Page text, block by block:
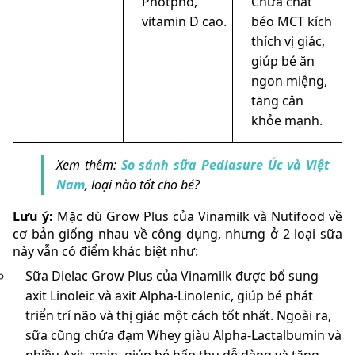
vitamin D cao.
béo MCT kích
thích vị giác,
giúp bé ăn
ngon miệng,
tăng cân
khỏe mạnh.
Xem thêm: So sánh sữa Pediasure Úc và Việt
Nam, loại nào tốt cho bé?
Lưu ý: Mặc dù Grow Plus của Vinamilk và Nutifood về
cơ bản giống nhau về công dụng, nhưng ở 2 loại sữa
này vẫn có điểm khác biệt như:
Sữa Dielac Grow Plus của Vinamilk được bổ sung
axit Linoleic và axit Alpha-Linolenic, giúp bé phát
triển trí não và thị giác một cách tốt nhất. Ngoài ra,
sữa cũng chứa đạm Whey giàu Alpha-Lactalbumin và